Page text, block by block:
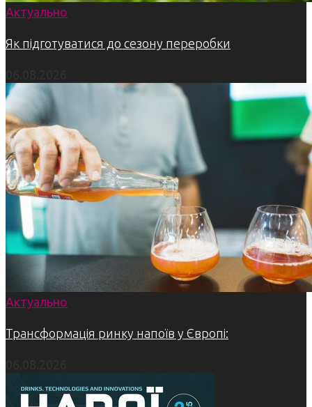
Актуально
Як підготуватися до сезону переробки
Актуально
Трансформація ринку напоїв у Європі: